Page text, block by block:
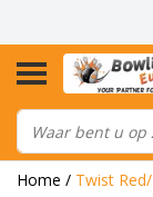
Home / Twist